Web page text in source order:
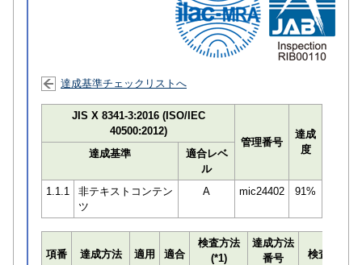
達成基準チェックリストへ
JIS X 8341-3:2016 (ISO/IEC
40500:2012)
管理番号
達成
度
達成基準
適合レベ
ル
1.1.1
非テキストコンテン
ツ
A mic24402 91%
項番 達成方法 適用 適合
検査方法
(*1)
達成方法
番号
検査員